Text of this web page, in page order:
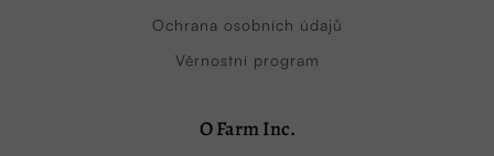
Ochrana osobních údajů
Věrnostní program
O Farm Inc.